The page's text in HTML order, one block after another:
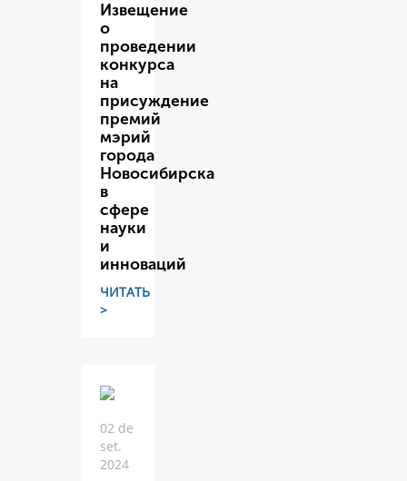
Извещение
о
проведении
конкурса
на
присуждение
премий
мэрий
города
Новосибирска
в
сфере
науки
и
инноваций
ЧИТАТЬ
>
02 de
set.
2024